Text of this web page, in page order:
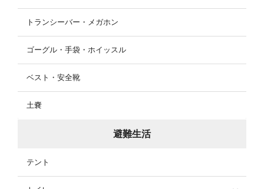
トランシーバー・メガホン
ゴーグル・手袋・ホイッスル
ベスト・安全靴
土嚢
避難生活
テント